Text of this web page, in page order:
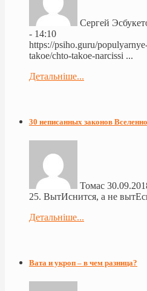
Сергей
- 14:10
https://psiho.guru/
takoe/chto-takoe-narcissi ...
Детальніше...
30 неписанных законов
Томас
25. ВытИснится, а не
Детальніше...
Вата и укроп – в чем разница?